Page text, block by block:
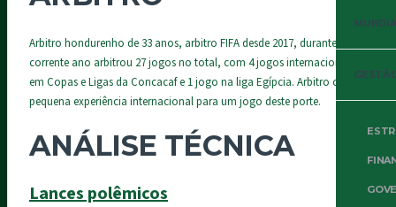
Arbitro hondurenho de 33 anos, arbitro FIFA desde 2017, durante o
corrente ano arbitrou 27 jogos no total, com 4 jogos internacionais
em Copas e Ligas da Concacaf e 1 jogo na liga Egípcia. Arbitro com
pequena experiência internacional para um jogo deste porte.
ANÁLISE TÉCNICA
Lances polêmicos